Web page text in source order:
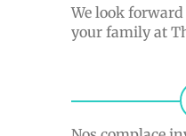
We look
your family at